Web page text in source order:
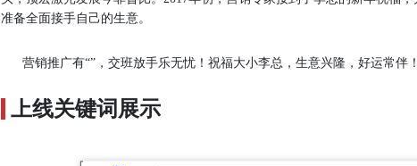
准备全面接手自己的生意。
营销推广有“”，交班放手乐无忧！祝福大小李总，生意兴隆，好运常伴
上线关键词展示